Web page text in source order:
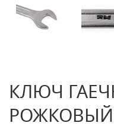
КЛЮЧ
РОЖКОВЫЙ